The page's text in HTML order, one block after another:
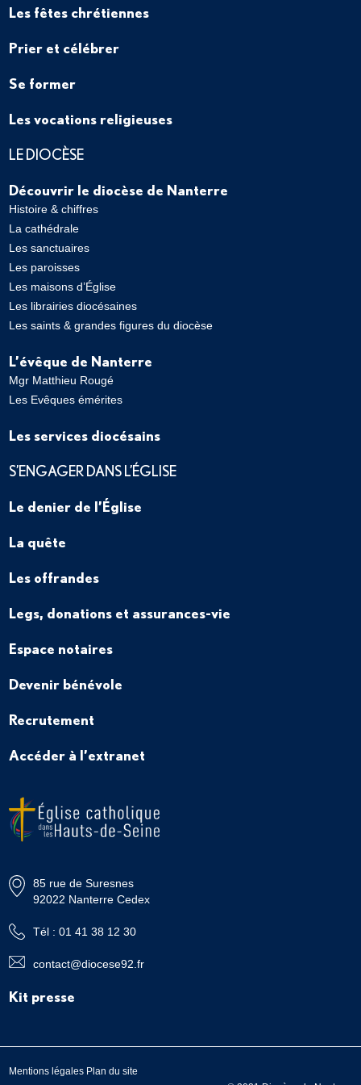
Les fêtes chrétiennes
Prier et célébrer
Se former
Les vocations religieuses
LE DIOCÈSE
Découvrir le diocèse de Nanterre
Histoire & chiffres
La cathédrale
Les sanctuaires
Les paroisses
Les maisons d’Église
Les librairies diocésaines
Les saints & grandes figures du diocèse
L’évêque de Nanterre
Mgr Matthieu Rougé
Les Evêques émérites
Les services diocésains
S’ENGAGER DANS L’ÉGLISE
Le denier de l’Église
La quête
Les offrandes
Legs, donations et assurances-vie
Espace notaires
Devenir bénévole
Recrutement
Accéder à l’extranet
85 rue de Suresnes
92022 Nanterre Cedex
Tél : 01 41 38 12 30
contact@diocese92.fr
Kit presse
Mentions légales Plan du site